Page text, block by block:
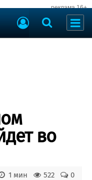
реклама 16+
во
0
522
1 мин